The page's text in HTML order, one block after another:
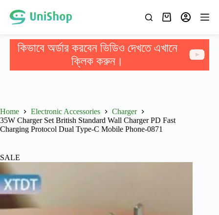
কিভাবে অর্ডার করবেন ভিডিও দেখতে এখানে
ক্লিক করুন।
Home Electronic Accessories
Charger
35W Charger Set British Standard Wall Charger PD Fast
Charging Protocol Dual Type-C Mobile Phone-0871
SALE